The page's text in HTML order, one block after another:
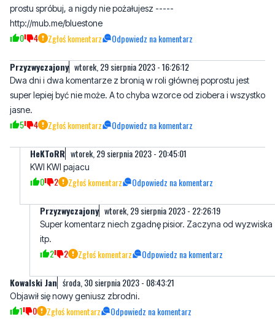
prostu spróbuj, a nigdy nie pożałujesz -----
http://mub.me/bluestone
0 4 Zgłoś komentarz Odpowiedz na komentarz
Przyzwyczajony wtorek, 29 sierpnia 2023 - 16:26:12
Dwa dni i dwa komentarze z bronią w roli głównej poprostu jest
super lepiej być nie może. A to chyba wzorce od ziobera i wszystko
jasne.
5 4 Zgłoś komentarz Odpowiedz na komentarz
HeKToRR wtorek, 29 sierpnia 2023 - 20:45:01
KWI KWI pajacu
0 2 Zgłoś komentarz Odpowiedz na komentarz
Przyzwyczajony wtorek, 29 sierpnia 2023 - 22:26:19
Super komentarz niech zgadnę pisior. Zaczyna od wyzwiska
itp.
2 2 Zgłoś komentarz Odpowiedz na komentarz
Kowalski Jan środa, 30 sierpnia 2023 - 08:43:21
Objawił się nowy geniusz zbrodni.
1 0 Zgłoś komentarz Odpowiedz na komentarz